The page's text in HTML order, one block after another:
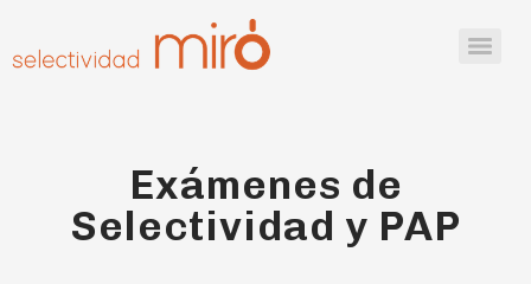
Exámenes de
Selectividad y PAP